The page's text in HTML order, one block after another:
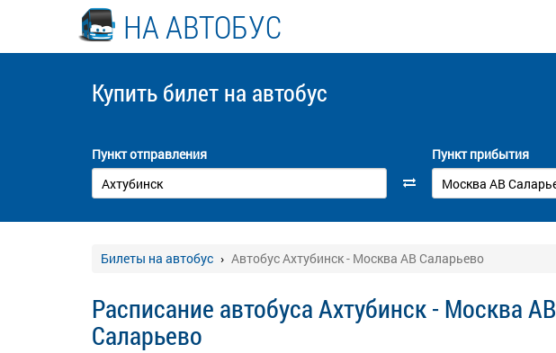
НА АВТОБУС
Купить билет на автобус
Пункт отправления Пункт прибытия
Билеты на автобус Автобус Ахтубинск - Москва АВ Саларьево
Расписание автобуса Ахтубинск - Москва АВ
Саларьево